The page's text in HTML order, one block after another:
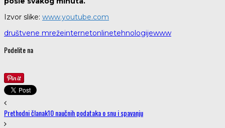
Izvor slike: www.youtube.com
društvene mrežeinternetonlinetehnologijewww
Podelite na
Prethodni članak10 naučnih podataka o snu i spavanju